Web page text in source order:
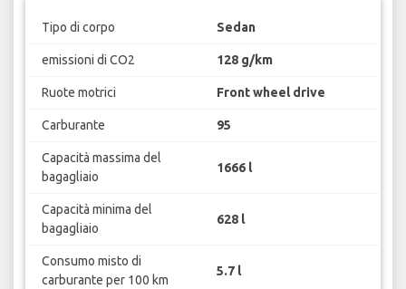
Tipo di corpo Sedan
emissioni di CO2 128 g/km
Ruote motrici Front wheel drive
Carburante 95
Capacità massima del
bagagliaio
1666 l
Capacità minima del
bagagliaio
628 l
Consumo misto di
carburante per 100 km
5.7 l